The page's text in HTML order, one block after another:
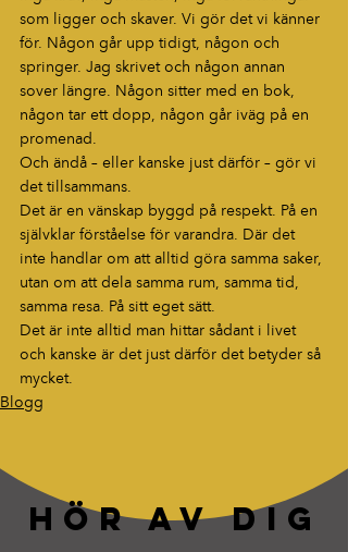
som ligger och skaver. Vi gör det vi känner
för. Någon går upp tidigt, någon och
springer. Jag skrivet och någon annan
sover längre. Någon sitter med en bok,
någon tar ett dopp, någon går iväg på en
promenad.
Och ändå – eller kanske just därför – gör vi
det tillsammans.
Det är en vänskap byggd på respekt. På en
självklar förståelse för varandra. Där det
inte handlar om att alltid göra samma saker,
utan om att dela samma rum, samma tid,
samma resa. På sitt eget sätt.
Det är inte alltid man hittar sådant i livet
och kanske är det just därför det betyder så
mycket.
Blogg
HÖR AV DIG